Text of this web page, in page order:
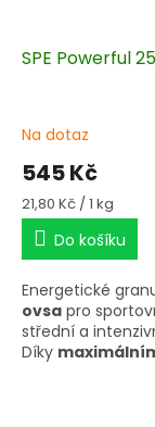
SPE Powerful
Na dotaz
545 Kč
Měrná
cena:
21,80 Kč / 1 kg
Do košíku
Energetické
ovsa pro
střední a
Díky
kontrolovanému
škrobů, zajišťuje